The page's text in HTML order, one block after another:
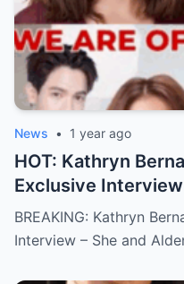
News • 1 year ago
HOT: Kathryn
Exclusive
Richards Are Now
BREAKING: Kathryn
Interview – She and